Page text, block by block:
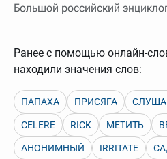
нужно будет нажать на
Для более сложных случаев
написать в строке запроса
"Найти", выведутся все
Пушкине, но не о городе.
неизвестные буквы.
слово "***м***ов", в задании
Пишем в Reword первым
через пробел "поэт".
кавычек). Нажимаем "Найти" и
"Лермонтов" и не только.
Большой российский
Ранее с помощью онлайн-
находили значения слов:
ПАПАХА ПРИСЯГА
CELERE RICK МЕТИТЬ
АНОНИМНЫЙ IRRITATE